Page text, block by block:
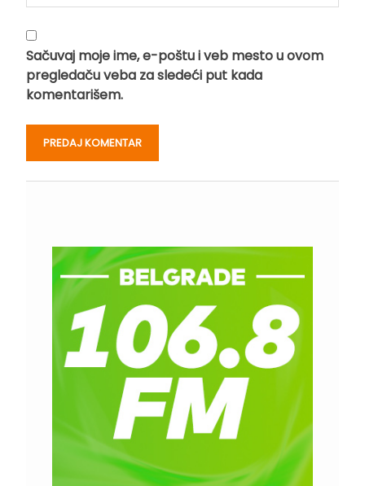
Sačuvaj moje ime, e-poštu i veb mesto u ovom
pregledaču veba za sledeći put kada
komentarišem.